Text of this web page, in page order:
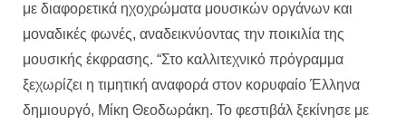
με διαφορετικά ηχοχρώματα μουσικών οργάνων και
μοναδικές φωνές, αναδεικνύοντας την ποικιλία της
μουσικής έκφρασης. “Στο καλλιτεχνικό πρόγραμμα
ξεχωρίζει η τιμητική αναφορά στον κορυφαίο Έλληνα
δημιουργό, Μίκη Θεοδωράκη. Το φεστιβάλ ξεκίνησε με